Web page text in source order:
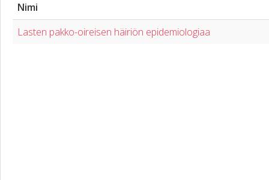
Nimi
Lasten pakko-oireisen häiriön epidemiologiaa